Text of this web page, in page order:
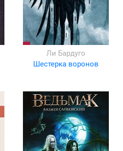
Ли Бардуго
Шестерка воронов